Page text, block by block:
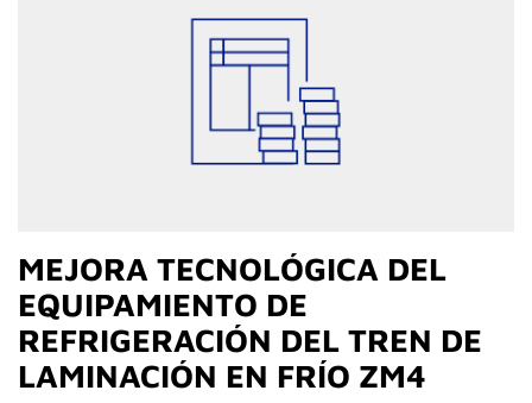
MEJORA TECNOLÓGICA DEL
EQUIPAMIENTO DE
REFRIGERACIÓN DEL TREN DE
LAMINACIÓN EN FRÍO ZM4